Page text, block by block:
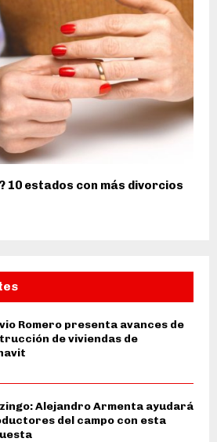
10 estados con más divorcios
Romero presenta avances de
de viviendas de
Alejandro Armenta ayudará
del campo con esta